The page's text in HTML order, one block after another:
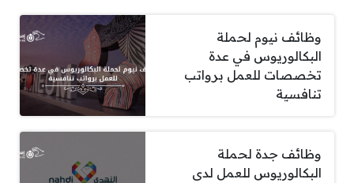
وظائف نيوم لحملة
البكالوريوس في عدة
تخصصات للعمل برواتب
تنافسية
وظائف جدة لحملة
البكالوريوس للعمل لدى